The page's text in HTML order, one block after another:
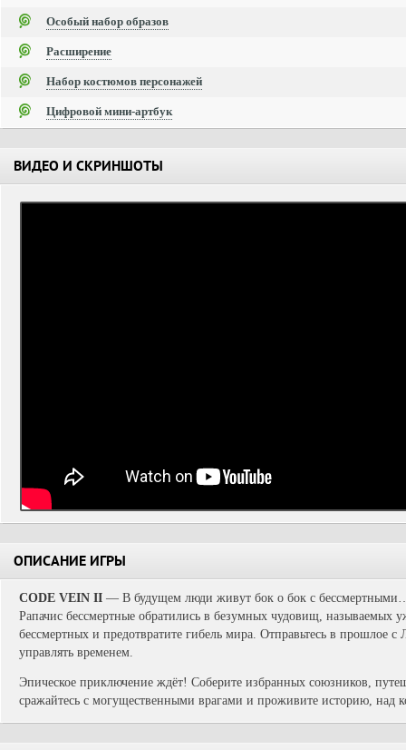
Особый набор образов
Расширение
Набор костюмов персонажей
Цифровой мини-артбук
ВИДЕО И СКРИНШОТЫ
ОПИСАНИЕ ИГРЫ
CODE VEIN II — В будущем люди живут бок о бок с
Рапачис бессмертные обратились в безумных чудовищ, называемых
бессмертных и предотвратите гибель мира. Отправьтесь в прошлое с
управлять временем.
Эпическое приключение ждёт! Соберите избранных союзников,
сражайтесь с могущественными врагами и проживите историю, над